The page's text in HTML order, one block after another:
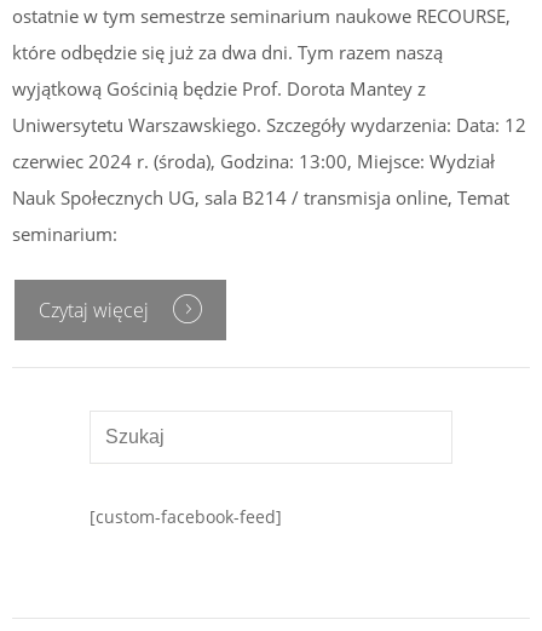
ostatnie w tym semestrze seminarium naukowe RECOURSE,
które odbędzie się już za dwa dni. Tym razem naszą
wyjątkową Gościnią będzie Prof. Dorota Mantey z
Uniwersytetu Warszawskiego. Szczegóły wydarzenia: Data: 12
czerwiec 2024 r. (środa), Godzina: 13:00, Miejsce: Wydział
Nauk Społecznych UG, sala B214 / transmisja online, Temat
seminarium:
Czytaj więcej
[custom-facebook-feed]